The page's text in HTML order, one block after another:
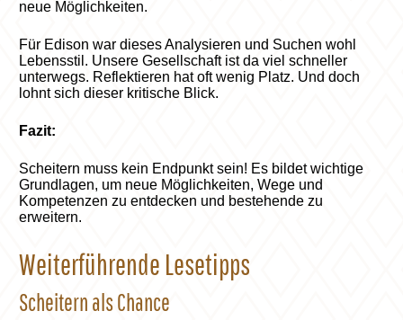
neue Möglichkeiten.
Für Edison war dieses Analysieren und Suchen wohl
Lebensstil. Unsere Gesellschaft ist da viel schneller
unterwegs. Reflektieren hat oft wenig Platz. Und doch
lohnt sich dieser kritische Blick.
Fazit:
Scheitern muss kein Endpunkt sein! Es bildet wichtige
Grundlagen, um neue Möglichkeiten, Wege und
Kompetenzen zu entdecken und bestehende zu
erweitern.
Weiterführende Lesetipps
Scheitern als Chance